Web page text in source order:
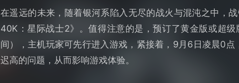
在遥远的未来，随着银河系陷入无尽的战火与混沌之中
40K：星际战士2》。值得注意的是，预订了黄金版或超
间），主机玩家可先行进入游戏，紧接着，9月6日凌晨0
迟高的问题，从而影响游戏体验。